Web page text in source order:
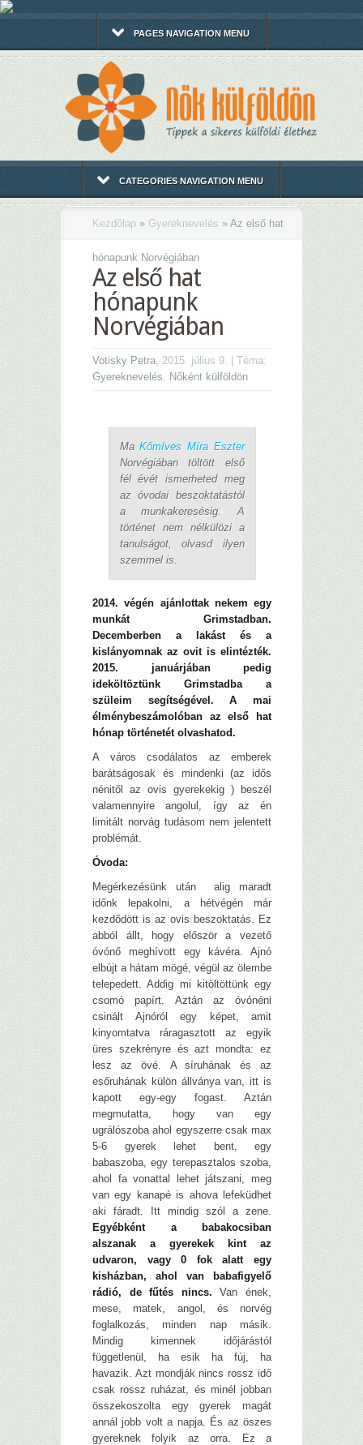
PAGES NAVIGATION MENU
CATEGORIES NAVIGATION MENU
Kezdőlap » Gyereknevelés » Az első hat
hónapunk Norvégiában
Az első hat
hónapunk
Norvégiában
Votisky Petra, 2015. július 9. | Téma:
Gyereknevelés, Nőként külföldön
MaKőmíves Míra Eszter
Norvégiában töltött első
fél évét ismerheted meg
az óvodai beszoktatástól
a munkakeresésig. A
történet nem nélkülözi a
tanulságot, olvasd ilyen
szemmel is.
2014. végén ajánlottak nekem egy
munkát Grimstadban.
Decemberben a lakást és a
kislányomnak az ovit is elintézték.
2015. januárjában pedig
ideköltöztünk Grimstadba a
szüleim segítségével. A mai
élménybeszámolóban az első hat
hónap történetét olvashatod.
A város csodálatos az emberek
barátságosak és mindenki (az idős
nénitől az ovis gyerekekig ) beszél
valamennyire angolul, így az én
limitált norvág tudásom nem jelentett
problémát.
Óvoda:
Megérkezésünk után alig maradt
időnk lepakolni, a hétvégén már
kezdődött is az ovis beszoktatás. Ez
abból állt, hogy először a vezető
óvónő meghívott egy kávéra. Ajnó
elbújt a hátam mögé, végül az ölembe
telepedett. Addig mi kitöltöttünk egy
csomó papírt. Aztán az óvónéni
csinált Ajnóról egy képet, amit
kinyomtatva ráragasztott az egyik
üres szekrényre és azt mondta: ez
lesz az övé. A síruhának és az
esőruhának külön állványa van, itt is
kapott egy-egy fogast. Aztán
megmutatta, hogy van egy
ugrálószoba ahol egyszerre csak max
5-6 gyerek lehet bent, egy
babaszoba, egy terepasztalos szoba,
ahol fa vonattal lehet játszani, meg
van egy kanapé is ahova lefeküdhet
aki fáradt. Itt mindig szól a zene.
Egyébként a babakocsiban
alszanak a gyerekek kint az
udvaron, vagy 0 fok alatt egy
kisházban, ahol van babafigyelő
rádió, de fűtés nincs. Van ének,
mese, matek, angol, és norvég
foglalkozás, minden nap másik.
Mindig kimennek időjárástól
függetlenül, ha esik ha fúj, ha
havazik. Azt mondják nincs rossz idő
csak rossz ruházat, és minél jobban
összekoszolta egy gyerek magát
annál jobb volt a napja. És az öszes
gyereknek folyik az orra. Ez a